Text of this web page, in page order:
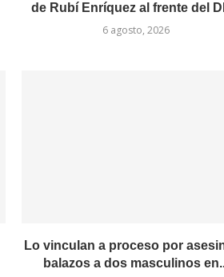
de Rubí Enríquez al frente del
6 agosto, 2026
Lo vinculan a proceso por
balazos a dos masculinos